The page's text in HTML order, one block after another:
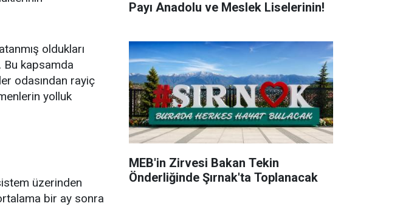
oldukları
Bu kapsamda
odasından rayiç
yolluk
üzerinden
bir ay sonra
Payı Anadolu ve Meslek Liselerinin!
MEB'in Zirvesi Bakan Tekin
Önderliğinde Şırnak'ta Toplanacak